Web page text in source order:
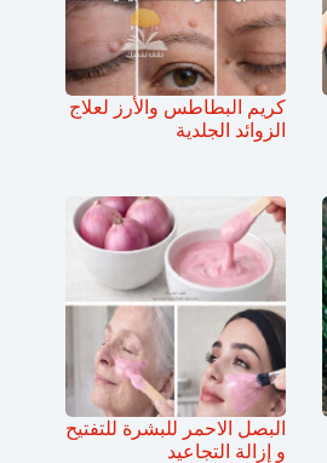
كريم البطاطس والأرز لعلاج
الزوائد الجلدية
البصل الاحمر للبشرة للتفتيح
و إزالة التجاعيد